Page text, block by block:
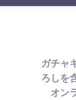
ガチャ
ろしを
オン